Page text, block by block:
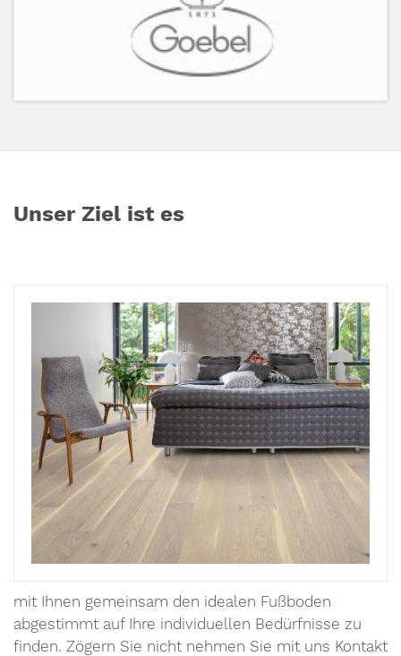
Unser Ziel ist es
mit Ihnen gemeinsam den idealen Fußboden
abgestimmt auf Ihre individuellen Bedürfnisse zu
finden. Zögern Sie nicht nehmen Sie mit uns Kontakt